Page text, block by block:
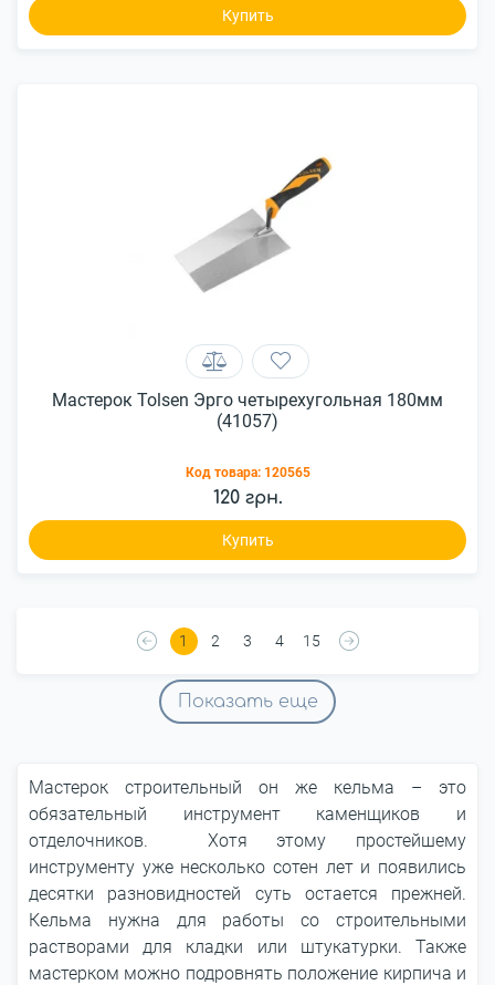
Купить
Мастерок Tolsen Эрго четырехугольная 180мм
(41057)
Код товара: 120565
120 грн.
Купить
1 2 3 4 15
Показать еще
Мастерок строительный он же кельма – это
обязательный инструмент каменщиков и
отделочников. Хотя этому простейшему
инструменту уже несколько сотен лет и появились
десятки разновидностей суть остается прежней.
Кельма нужна для работы со строительными
растворами для кладки или штукатурки. Также
мастерком можно подровнять положение кирпича и